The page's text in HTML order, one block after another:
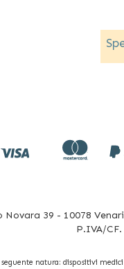
Novara 39 - 10078
P.IVA/CF.
natura: dispositivi